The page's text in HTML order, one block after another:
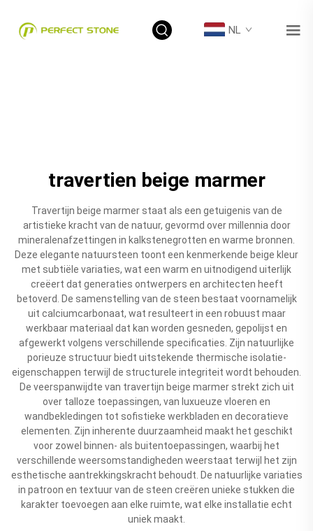
NL
travertien beige marmer
Travertijn beige marmer staat als een getuigenis van de
artistieke kracht van de natuur, gevormd over millennia door
mineralenafzettingen in kalkstenegrotten en warme bronnen.
Deze elegante natuursteen toont een kenmerkende beige kleur
met subtiële variaties, wat een warm en uitnodigend uiterlijk
creëert dat generaties ontwerpers en architecten heeft
betoverd. De samenstelling van de steen bestaat voornamelijk
uit calciumcarbonaat, wat resulteert in een robuust maar
werkbaar materiaal dat kan worden gesneden, gepolijst en
afgewerkt volgens verschillende specificaties. Zijn natuurlijke
porieuze structuur biedt uitstekende thermische isolatie-
eigenschappen terwijl de structurele integriteit wordt behouden.
De veerspanwijdte van travertijn beige marmer strekt zich uit
over talloze toepassingen, van luxueuze vloeren en
wandbekledingen tot sofistieke werkbladen en decoratieve
elementen. Zijn inherente duurzaamheid maakt het geschikt
voor zowel binnen- als buitentoepassingen, waarbij het
verschillende weersomstandigheden weerstaat terwijl het zijn
esthetische aantrekkingskracht behoudt. De natuurlijke variaties
in patroon en textuur van de steen creëren unieke stukken die
karakter toevoegen aan elke ruimte, wat elke installatie echt
uniek maakt.